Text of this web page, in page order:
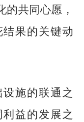
共同心愿，
果的关键动
施的联通之
益的发展之